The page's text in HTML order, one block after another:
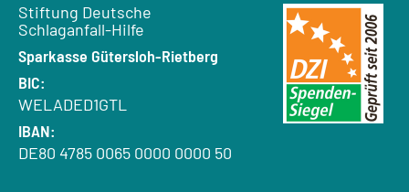
Empfänger:
Stiftung Deutsche
Schlaganfall-Hilfe
Bank:
Sparkasse Gütersloh-Rietberg
BIC:
WELADED1GTL
IBAN:
DE80 4785 0065 0000 0000 50